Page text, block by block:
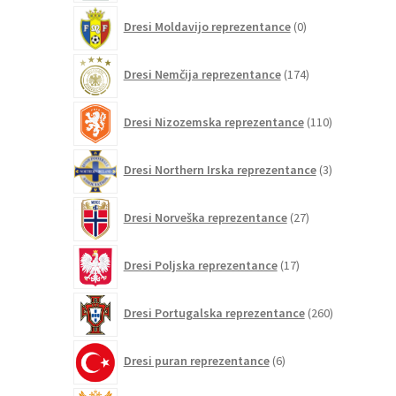
Dresi Moldavijo reprezentance 0izdelkov
Dresi Nemčija reprezentance 174izdelkov
Dresi Nizozemska reprezentance 110izdelkov
Dresi Northern Irska reprezentance 3izdelki
Dresi Norveška reprezentance 27izdelkov
Dresi Poljska reprezentance 17izdelkov
Dresi Portugalska reprezentance 260izdelkov
Dresi puran reprezentance 6izdelkov